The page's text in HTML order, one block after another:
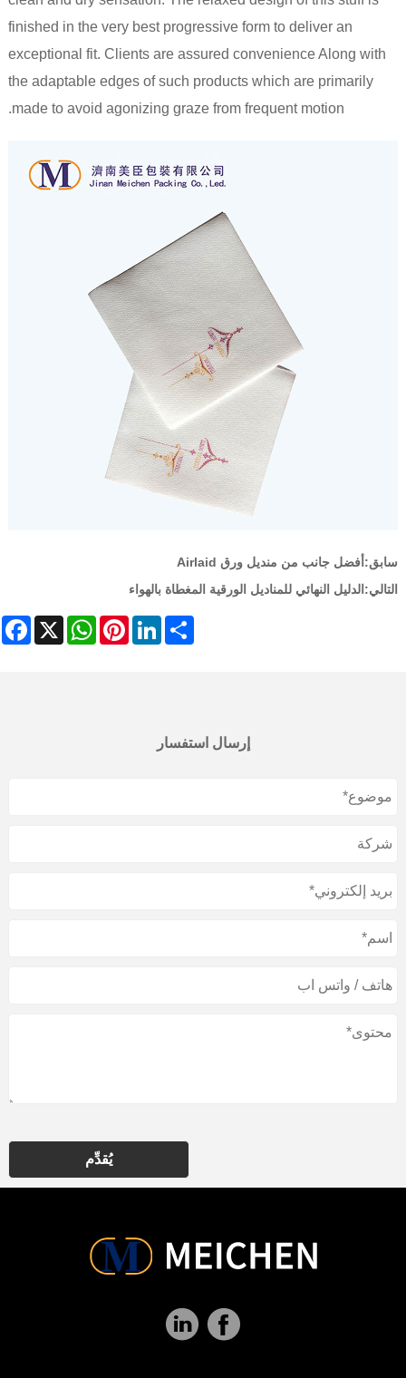
finished in the very best progressive form to deliver an
exceptional fit. Clients are assured convenience Along with
the adaptable edges of such products which are primarily
made to avoid agonizing graze from frequent motion.
سابق: أفضل جانب من منديل ورق Airlaid
التالي: الدليل النهائي للمناديل الورقية المغطاة بالهواء
X
WhatsAppPinterestLinkedInShare
إرسال استفسار
يُقدِّم